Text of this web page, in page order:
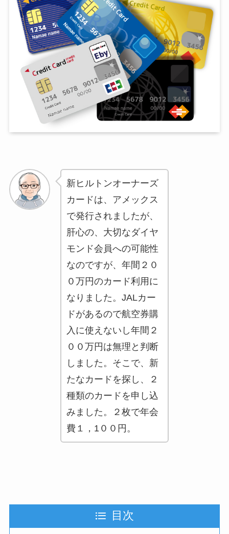
新ヒルトンオーナーズ
カードは、アメックス
で発行されましたが、
肝心の、大切なダイヤ
モンド会員への可能性
なのですが、年間２０
０万円のカード利用に
なりました。JALカー
ドがあるので航空券購
入に使えないし年間２
００万円は無理と判断
しました。そこで、新
たなカードを探し、２
種類のカードを申し込
みました。２枚で年会
費１，1００円。
目次